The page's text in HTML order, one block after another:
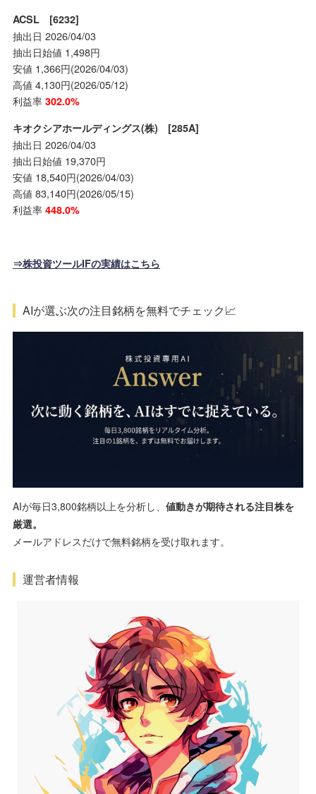
ACSL [6232]
抽出日 2026/04/03
抽出日始値 1,498円
安値 1,366円(2026/04/03)
高値 4,130円(2026/05/12)
利益率 302.0%
キオクシアホールディングス(株) [285A]
抽出日 2026/04/03
抽出日始値 19,370円
安値 18,540円(2026/04/03)
高値 83,140円(2026/05/15)
利益率 448.0%
⇒株投資ツールIFの実績はこちら
AIが選ぶ次の注目銘柄を無料でチェック📈
AIが毎日3,800銘柄以上を分析し、 値動きが期待される注目株を
厳選。
メールアドレスだけで無料銘柄を受け取れます。
運営者情報